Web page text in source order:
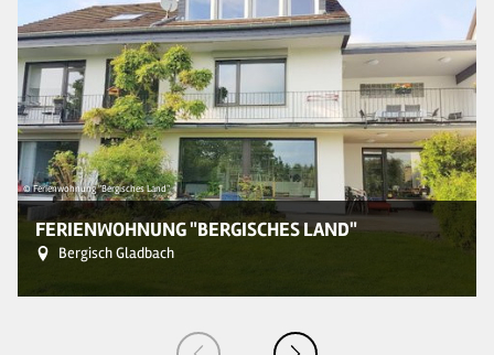
© Ferienwohnung "Bergisches Land"
FERIENWOHNUNG "BERGISCHES LAND"
Bergisch Gladbach